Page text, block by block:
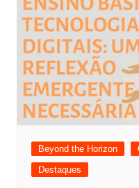
Beyond the Horizon
Destaques